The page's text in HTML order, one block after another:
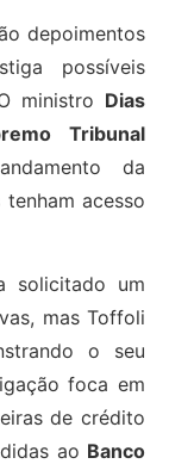
depoimentos
possíveis
ministro Dias
Tribunal
da
acesso
solicitado um
mas Toffoli
o seu
foca em
de crédito
ao Banco